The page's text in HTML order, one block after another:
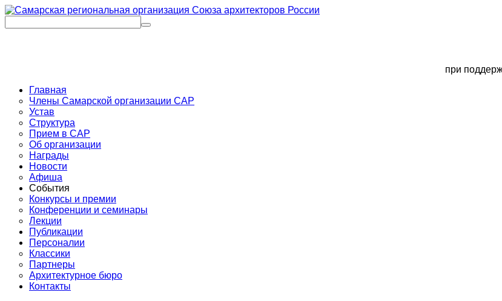
при
Главная
Члены Самарской организации САР
Устав
Структура
Прием в САР
Об организации
Награды
Новости
Афиша
События
Конкурсы и премии
Конференции и семинары
Лекции
Публикации
Персоналии
Классики
Партнеры
Архитектурное бюро
Контакты